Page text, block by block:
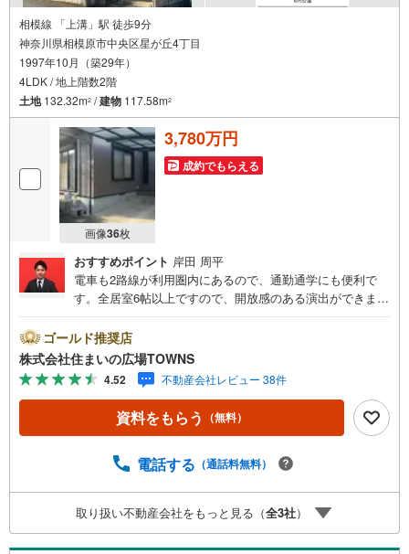
相模線 「上溝」駅 徒歩9分
神奈川県相模原市中央区星が丘4丁目
1997年10月（築29年）
4LDK / 地上階数2階
土地132.32m2 /建物 117.58m2
画像36枚
3,780万円
成約でもらえる
おすすめポイント 岸田 周平
電車も2路線が利用圏内にあるので、通勤通学にも便利で
す。全居室6帖以上ですので、開放感のある演出ができま
に住んでみませんか。ここからご覧下さい。物件から駅ま
で徒歩9分です。解放感溢れる4LDKの物件はこちらです。
今回紹介するのは、建物面積が117.58平米。
ゴールド推奨店
株式会社住まいの広場TOWNS
4.52 不動産会社レビュー 38件
資料をもらう （無料）
電話する （通話料無料）
取り扱い不動産会社をもっと見る（全3社）